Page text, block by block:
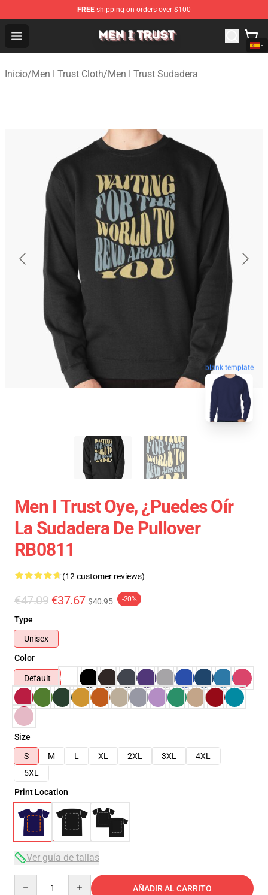
FREE shipping on orders over $100
Open menu
Men I Trust Shop - Official Men I Trust Merchandise Store
Inicio/Men I Trust Cloth/Men I Trust Sudadera
blank template
Men I Trust Oye, ¿puedes Oír
La Sudadera De Pullover
RB0811
(12 customer reviews)
€47.09 €37.67 $40.95 -20%
Type
Unisex
Color
Default
Size
S
M L XL 2XL 3XL
4XL
5XL
Print Location
Ver guía de tallas
AÑADIR AL CARRITO